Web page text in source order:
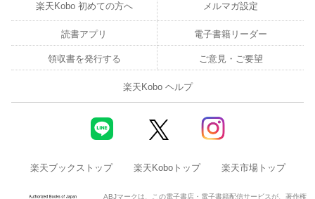
楽天Kobo 初めての方へ メルマガ設定
読書アプリ 電子書籍リーダー
領収書を発行する ご意見・ご要望
楽天Kobo ヘルプ
楽天ブックストップ 楽天Koboトップ 楽天市場トップ
ABJマークは、この電子書店・電子書籍配信サービスが、著作権